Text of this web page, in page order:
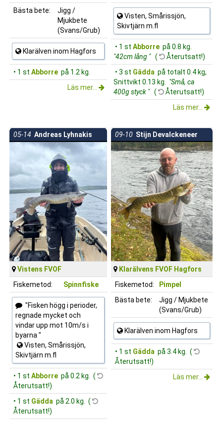
Bästa bete:
Jigg /
Mjukbete
(Svans/Grub)
Klarälven inom Hagfors
• 1 st Abborre på 1.2 kg.
Läs mer...
Visten, Smårissjön,
Skivtjärn m.fl
• 1 st Abborre på 0.8 kg.
"42cm lång " (
Återutsatt!)
• 3 st Gädda på totalt 0.4 kg,
Snittvikt 0.13 kg.
"Små, ca
400g styck " (
Återutsatt!)
Läs mer...
05-14 Andreas Lyhnakis
Vistens FVOF
Fiskemetod:
Spinnfiske
"Fisken högg i perioder,
regnade mycket och
vindar upp mot 10m/s i
byarna "
Visten, Smårissjön,
Skivtjärn m.fl
• 1 st Abborre på 0.2 kg. (
Återutsatt!)
• 1 st Gädda på 2.0 kg. (
Återutsatt!)
09-10 Stijn Devalckeneer
Klarälvens FVOF Hagfors
Fiskemetod:
Pimpel
Bästa bete:
Jigg / Mjukbete
(Svans/Grub)
Klarälven inom Hagfors
• 1 st Gädda på 3.4 kg. (
Återutsatt!)
Läs mer...